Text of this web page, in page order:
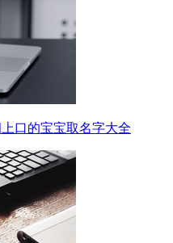
口的宝宝取名字大全